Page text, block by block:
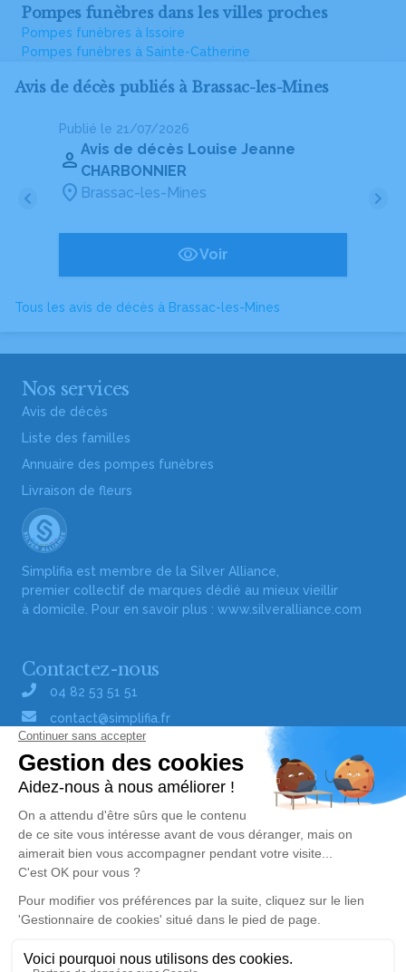
Pompes funèbres dans les villes proches
Pompes funèbres à Issoire
Pompes funèbres à Sainte-Catherine
Avis de décès publiés à Brassac-les-Mines
Publié le 21/07/2026
Avis de décès Louise Jeanne
CHARBONNIER
Brassac-les-Mines
Voir
Tous les avis de décès à Brassac-les-Mines
Nos services
Avis de décès
Liste des familles
Annuaire des pompes funèbres
Livraison de fleurs
Simplifia est membre de la Silver Alliance,
premier collectif de marques dédié au mieux vieillir
à domicile. Pour en savoir plus : www.silveralliance.com
Contactez-nous
04 82 53 51 51
contact@simplifia.fr
Réseaux sociaux
Liens utiles
Publier un avis de décès
Signaler un abus/une erreur
Consultez nos offres d'emploi